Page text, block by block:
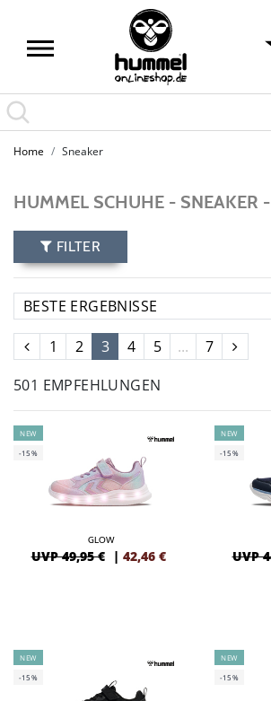
Home Sneaker
HUMMEL SCHUHE - SNEAKER
FILTER
1 2 3 4 5 ...
7
501 EMPFEHLUNGEN
NEW
-15%
GLOW
UVP 49,95 € | 42,46 €
NEW
-15%
UVP
NEW
-15%
NEW
-15%